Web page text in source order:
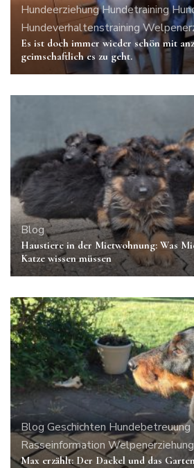
HundeerziehungHundetraining
Hundeverhaltenstraining
Es ist doch immer wieder schön mit
geimschaftlich es zu geht.
Blog
Haustiere in der Mietwohnung: Was
Katze wissen müssen
Blog Geschichten Hundebetreuung
Rasseinformation Welpenerziehung
Max erzählt: Der Dackel und das